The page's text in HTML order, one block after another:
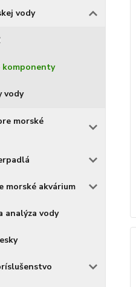
vody
komponenty
vody
morské
morské akvárium
analýza vody